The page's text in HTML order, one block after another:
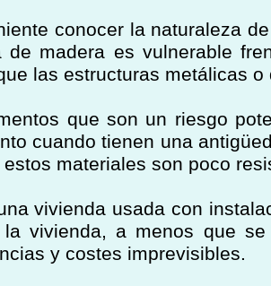
conocer la naturaleza
de madera es vulnerable
las estructuras metálicas
que son un riesgo
cuando tienen una
materiales son poco
vivienda usada con
la vivienda, a menos que
y costes imprevisibles.